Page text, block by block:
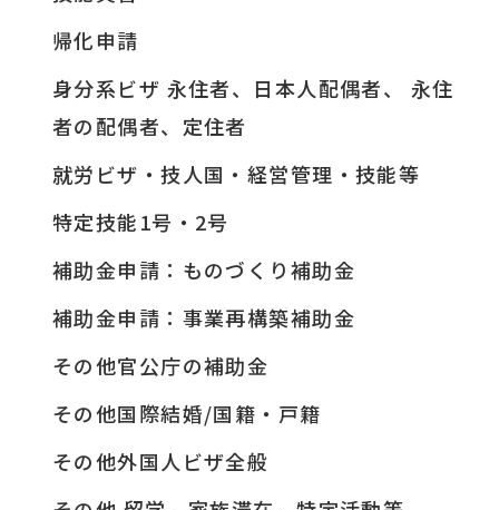
帰化申請
身分系ビザ 永住者、日本人配偶者、 永住
者の配偶者、定住者
就労ビザ・技人国・経営管理・技能等
特定技能1号・2号
補助金申請：ものづくり補助金
補助金申請：事業再構築補助金
その他官公庁の補助金
その他国際結婚/国籍・戸籍
その他外国人ビザ全般